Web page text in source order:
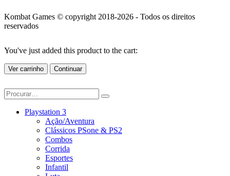
Kombat Games © copyright 2018-2026 - Todos os direitos
reservados
You've just added this product to the cart:
Ver carrinho Continuar
Playstation 3
Ação/Aventura
Clássicos PSone & PS2
Combos
Corrida
Esportes
Infantil